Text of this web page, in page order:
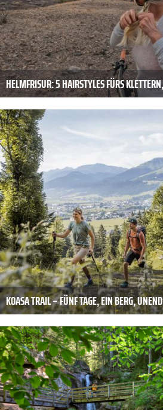
HELMFRISUR: 5 HAIRSTYLES FÜRS
KOASA TRAIL – FÜNF TAGE, EIN BERG,